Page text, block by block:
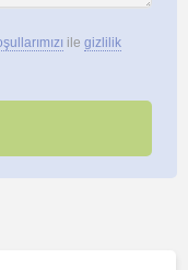
ile gizlilik